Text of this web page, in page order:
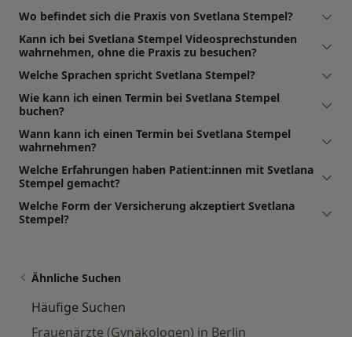
Wo befindet sich die Praxis von Svetlana Stempel?
Kann ich bei Svetlana Stempel Videosprechstunden
wahrnehmen, ohne die Praxis zu besuchen?
Welche Sprachen spricht Svetlana Stempel?
Wie kann ich einen Termin bei Svetlana Stempel
buchen?
Wann kann ich einen Termin bei Svetlana Stempel
wahrnehmen?
Welche Erfahrungen haben Patient:innen mit Svetlana
Stempel gemacht?
Welche Form der Versicherung akzeptiert Svetlana
Stempel?
Ähnliche Suchen
Häufige Suchen
Frauenärzte (Gynäkologen) in Berlin